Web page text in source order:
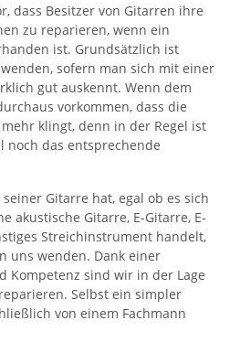
dass Besitzer von Gitarren ihre
zu reparieren, wenn ein
ist. Grundsätzlich ist
sofern man sich mit einer
gut auskennt. Wenn dem
vorkommen, dass die
klingt, denn in der Regel ist
noch das entsprechende
Gitarre hat, egal ob es sich
akustische Gitarre, E-Gitarre, E-
Streichinstrument handelt,
uns wenden. Dank einer
Kompetenz sind wir in der Lage
Selbst ein simpler
von einem Fachmann